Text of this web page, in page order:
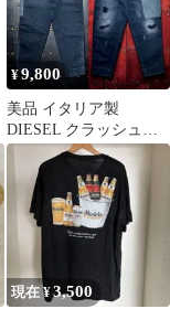
¥9,800
美品 イタリア製
DIESEL クラッシュ＆
リペア加工ブラックデ
ニム 大きめ32
現在 ¥3,500